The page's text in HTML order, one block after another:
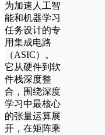
为加速人工智
能和机器学习
任务设计的专
用集成电路
（ASIC）。
它从硬件到软
件栈深度整
合，围绕深度
学习中最核心
的张量运算展
开，在矩阵乘